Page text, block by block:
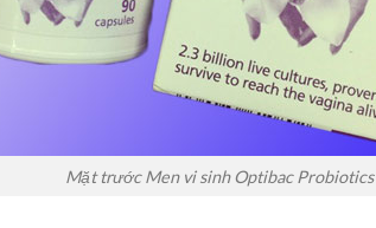
Mặt trước Men vi sinh Optibac Probiotics